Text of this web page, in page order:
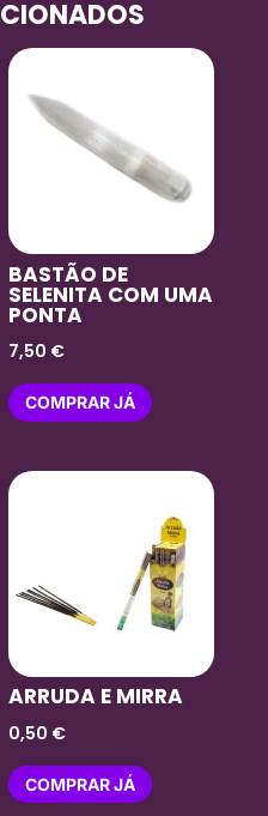
BASTÃO DE
SELENITA COM UMA
PONTA
7,50 €
COMPRAR JÁ
ARRUDA E MIRRA
0,50 €
COMPRAR JÁ